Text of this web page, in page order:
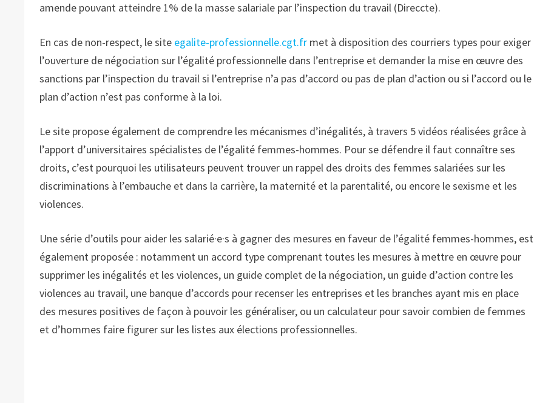
amende pouvant atteindre 1% de la masse salariale par l’inspection du travail (Direccte).
En cas de non-respect, le site egalite-professionnelle.cgt.fr met à disposition des courriers types pour exiger
l’ouverture de négociation sur l’égalité professionnelle dans l’entreprise et demander la mise en œuvre des
sanctions par l’inspection du travail si l’entreprise n’a pas d’accord ou pas de plan d’action ou si l’accord ou le
plan d’action n’est pas conforme à la loi.
Le site propose également de comprendre les mécanismes d’inégalités, à travers 5 vidéos réalisées grâce à
l’apport d’universitaires spécialistes de l’égalité femmes-hommes. Pour se défendre il faut connaître ses
droits, c’est pourquoi les utilisateurs peuvent trouver un rappel des droits des femmes salariées sur les
discriminations à l’embauche et dans la carrière, la maternité et la parentalité, ou encore le sexisme et les
violences.
Une série d’outils pour aider les salarié·e·s à gagner des mesures en faveur de l’égalité femmes-hommes, est
également proposée : notamment un accord type comprenant toutes les mesures à mettre en œuvre pour
supprimer les inégalités et les violences, un guide complet de la négociation, un guide d’action contre les
violences au travail, une banque d’accords pour recenser les entreprises et les branches ayant mis en place
des mesures positives de façon à pouvoir les généraliser, ou un calculateur pour savoir combien de femmes
et d’hommes faire figurer sur les listes aux élections professionnelles.